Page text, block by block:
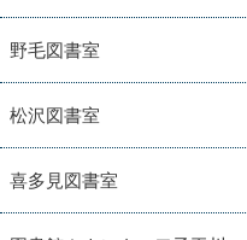
野毛図書室
松沢図書室
喜多見図書室